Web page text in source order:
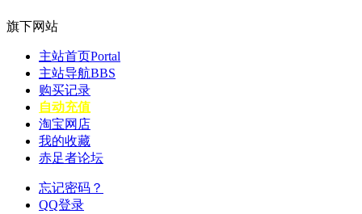
旗下网站
主站首页Portal
主站导航BBS
购买记录
自动充值
淘宝网店
我的收藏
赤足者论坛
忘记密码？
QQ登录